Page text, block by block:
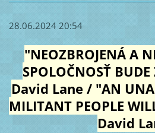
28.06.2024 20:54
"NEOZBROJENÁ A
SPOLOČNOSŤ
David Lane / "AN
MILITANT PEOPLE
David